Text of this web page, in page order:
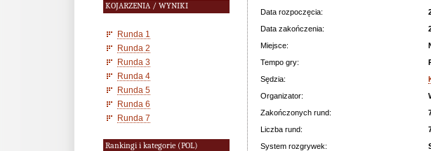
KOJARZENIA / WYNIKI
Runda 1
Runda 2
Runda 3
Runda 4
Runda 5
Runda 6
Runda 7
Rankingi i kategorie (POL)
Data rozpoczęcia:
Data zakończenia:
Miejsce:
Tempo gry:
Sędzia:
Organizator:
Zakończonych rund:
Liczba rund:
System rozgrywek: